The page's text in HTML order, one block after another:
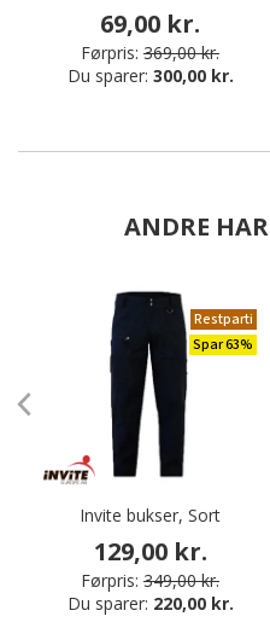
69,00 kr.
Førpris: 369,00 kr.
Du sparer: 300,00 kr.
ANDRE
Restparti
Spar 63%
Invite bukser, Sort
129,00 kr.
Førpris: 349,00 kr.
Du sparer: 220,00 kr.